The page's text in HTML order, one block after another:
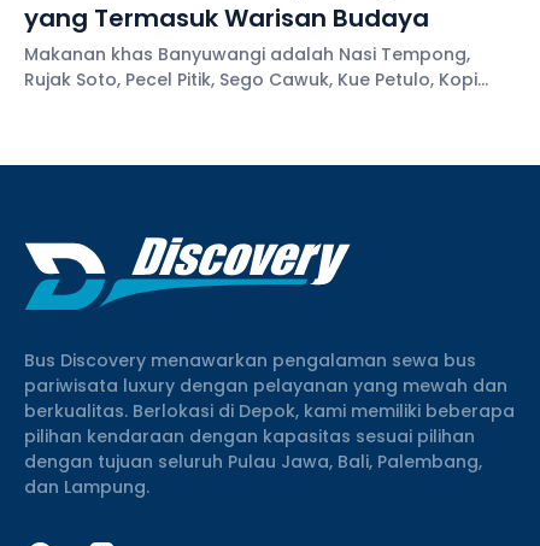
yang Termasuk Warisan Budaya
Makanan khas Banyuwangi adalah Nasi Tempong,
Rujak Soto, Pecel Pitik, Sego Cawuk, Kue Petulo, Kopi
Bus Discovery menawarkan pengalaman sewa bus
pariwisata luxury dengan pelayanan yang mewah dan
berkualitas. Berlokasi di Depok, kami memiliki beberapa
pilihan kendaraan dengan kapasitas sesuai pilihan
dengan tujuan seluruh Pulau Jawa, Bali, Palembang,
dan Lampung.